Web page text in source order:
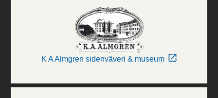
K A Almgren sidenväveri & museum